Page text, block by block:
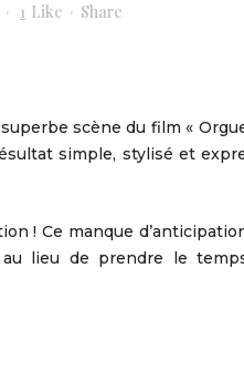
1 Like Share
scène du film «
simple, stylisé et
! Ce manque
au lieu de prendre le